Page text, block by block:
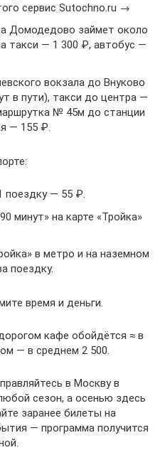
сервис Sutochno.ru →
Домодедово займет около
такси — 1 300 ₽, автобус —
вокзала до Внуково
в пути), такси до центра —
№ 45м до станции
— 155 ₽.
поездку — 55 ₽.
минут» на карте «Тройка»
в метро и на наземном
поездку.
время и деньги.
кафе обойдётся ≈ в
— в среднем 2 500.
в Москву в
сезон, а осенью здесь
заранее билеты на
— программа получится